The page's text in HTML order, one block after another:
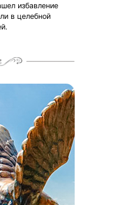
избавление
в целебной